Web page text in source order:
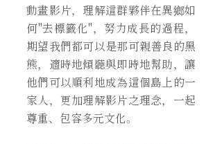
動畫影片，理解這群夥伴在異鄉如
何"去標籤化"，努力成長的過程，
期望我們都可以是那可親善良的黑
熊，適時地傾聽與即時地幫助，讓
他們可以順利地成為這個島上的一
家人，更加理解影片之理念，一起
尊重、包容多元文化。